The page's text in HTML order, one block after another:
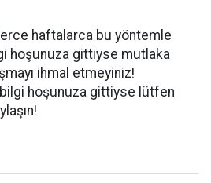
haftalarca bu yöntemle
hoşunuza gittiyse mutlaka
ihmal etmeyiniz!
hoşunuza gittiyse lütfen